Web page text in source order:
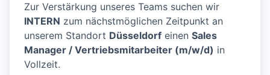
Zur Verstärkung unseres Teams suchen wir
INTERN zum nächstmöglichen Zeitpunkt an
unserem Standort Düsseldorf einen Sales
Manager / Vertriebsmitarbeiter (m/w/d) in
Vollzeit.